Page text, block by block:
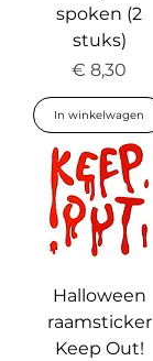
spoken (2
stuks)
Prijs
€ 8,30
In winkelwagen
Halloween
raamsticker
Keep Out!